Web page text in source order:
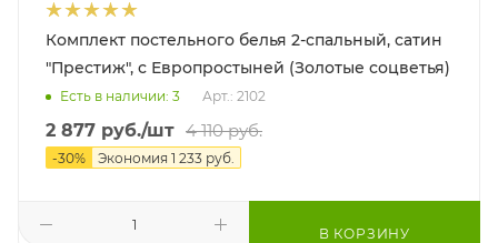
Комплект постельного белья 2-спальный, сатин
"Престиж", с Европростыней (Золотые соцветья)
Есть в наличии: 3 Арт.: 2102
2 877 руб./шт 4 110руб.
-30% Экономия 1 233 руб.
В КОРЗИНУ